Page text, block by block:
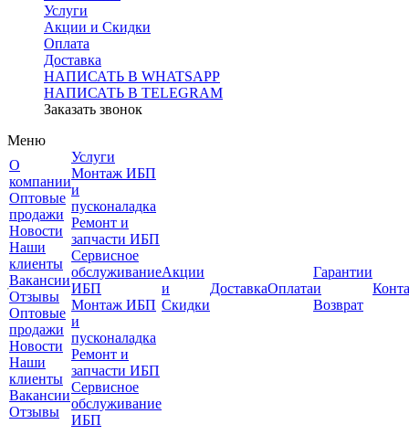
Услуги
Акции и Скидки
Оплата
Доставка
НАПИСАТЬ В WHATSAPP
НАПИСАТЬ В TELEGRAM
Заказать звонок
Меню
О
компании
Оптовые
продажи
Новости
Наши
клиенты
Вакансии
Отзывы
Оптовые
продажи
Новости
Наши
клиенты
Вакансии
Отзывы
Услуги
Монтаж ИБП
и
пусконаладка
Ремонт и
запчасти ИБП
Сервисное
обслуживание
ИБП
Монтаж ИБП
и
пусконаладка
Ремонт и
запчасти ИБП
Сервисное
обслуживание
ИБП
Акции
и
Скидки
ДоставкаОплата
Гарантии
и
Возврат